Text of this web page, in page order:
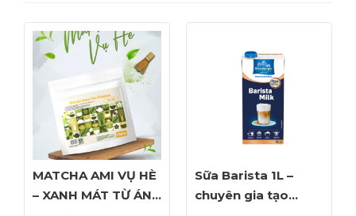
MATCHA AMI VỤ HÈ
– XANH MÁT TỪ ÁNH
Sữa Barista 1L –
chuyên gia tạo